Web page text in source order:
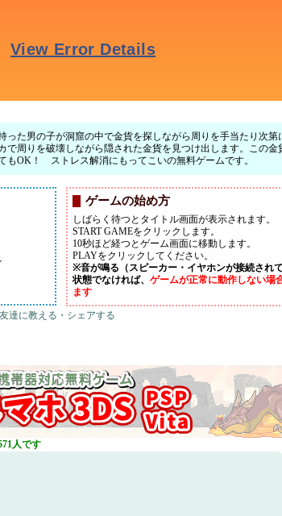
った男の子が洞窟の中で金貨を探しながら周りを手当たり次第
で周りを破壊しながら隠された金貨を見つけ出します。この金
もOK！ ストレス解消にもってこいの無料ゲームです。
ゲームの始め方
しばらく待つとタイトル画面が表示されます。
START GAMEをクリックします。
10秒ほど経つとゲーム画面に移動します。
PLAYをクリックしてください。
※音が鳴る（スピーカー・イヤホンが接続されて
状態でなければ、 ゲームが正常に動作しない場
ます
達に教える・シェアする
人です